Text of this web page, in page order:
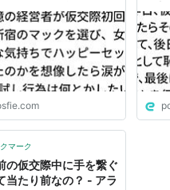
したら涙が出た話→試
は何とかしたい
ずか
で、
思っ
前で
マーク
の仮交際中に手を繋ぐ
当たり前なの？ - アラ